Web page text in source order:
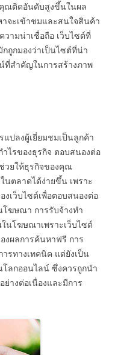
ณติดอันดับสูงขึ้นในผล
จะเข้าชมและสนใจสินค้า
วามน่าเชื่อถือ เว็บไซต์ที่
ถูกมองว่าเป็นไซต์ที่น่า
ที่สำคัญในการสร้างภาพ
แปลงผู้เยี่ยมชมเป็นลูกค้า
ไรของธุรกิจ ตอบสนองต่อ
วยให้ธุรกิจของคุณ
นตลาดได้ง่ายขึ้น เพราะ
เว็บไซต์เพื่อตอบสนองต่อ
โฆษณา การรับจ้างทำ
นโฆษณาเพราะเว็บไซต์
ผลการค้นหาฟรี การ
ารทางเทคนิค แต่ยังเป็น
ลกออนไลน์ ซึ่งควรถูกนำ
างต่อเนื่องและมีการ